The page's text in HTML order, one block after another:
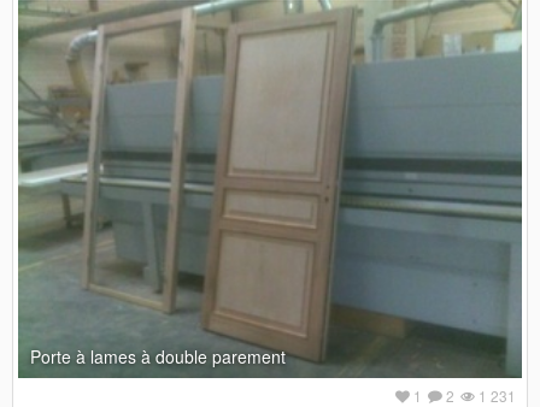
Porte à lames à double parement
1 231
2
1